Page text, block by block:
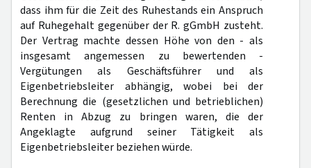
dass ihm für die Zeit des Ruhestands ein Anspruch
auf Ruhegehalt gegenüber der R. gGmbH zusteht.
Der Vertrag machte dessen Höhe von den - als
insgesamt angemessen zu bewertenden -
Vergütungen als Geschäftsführer und als
Eigenbetriebsleiter abhängig, wobei bei der
Berechnung die (gesetzlichen und betrieblichen)
Renten in Abzug zu bringen waren, die der
Angeklagte aufgrund seiner Tätigkeit als
Eigenbetriebsleiter beziehen würde.